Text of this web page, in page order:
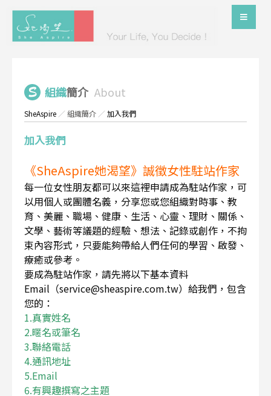
組織簡介 About
SheAspire ／組織簡介 ／加入我們
加入我們
《SheAspire她渴望》誠徵女性駐站作家
每一位女性朋友都可以來這裡申請成為駐站作家，可
以用個人或團體名義，分享您或您組織對時事、教
育、美麗、職場、健康、生活、心靈、理財、關係、
文學、藝術等議題的經驗、想法、記錄或創作，不拘
束內容形式，只要能夠帶給人們任何的學習、啟發、
療癒或參考。
要成為駐站作家，請先將以下基本資料
Email（service@sheaspire.com.tw）給我們，包含
您的：
1.真實姓名
2.暱名或筆名
3.聯絡電話
4.通訊地址
5.Email
6.有興趣撰寫之主題